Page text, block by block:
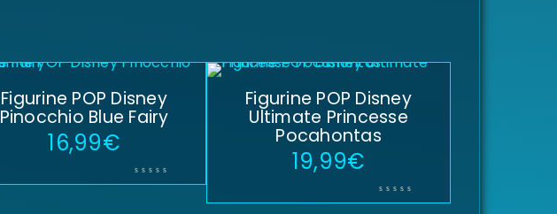
Figurine POP Disney
Pinocchio Blue Fairy
16,99€
Figurine POP Disney
Ultimate Princesse
Pocahontas
19,99€